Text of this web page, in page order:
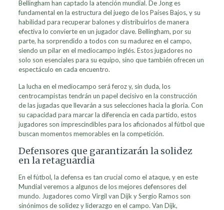
Bellingham han captado la atención mundial. De Jong es
fundamental en la estructura del juego de los Países Bajos, y su
habilidad para recuperar balones y distribuirlos de manera
efectiva lo convierte en un jugador clave. Bellingham, por su
parte, ha sorprendido a todos con su madurez en el campo,
siendo un pilar en el mediocampo inglés. Estos jugadores no
solo son esenciales para su equipo, sino que también ofrecen un
espectáculo en cada encuentro.
La lucha en el mediocampo será feroz y, sin duda, los
centrocampistas tendrán un papel decisivo en la construcción
de las jugadas que llevarán a sus selecciones hacia la gloria. Con
su capacidad para marcar la diferencia en cada partido, estos
jugadores son imprescindibles para los aficionados al fútbol que
buscan momentos memorables en la competición.
Defensores que garantizarán la solidez
en la retaguardia
En el fútbol, la defensa es tan crucial como el ataque, y en este
Mundial veremos a algunos de los mejores defensores del
mundo. Jugadores como Virgil van Dijk y Sergio Ramos son
sinónimos de solidez y liderazgo en el campo. Van Dijk,